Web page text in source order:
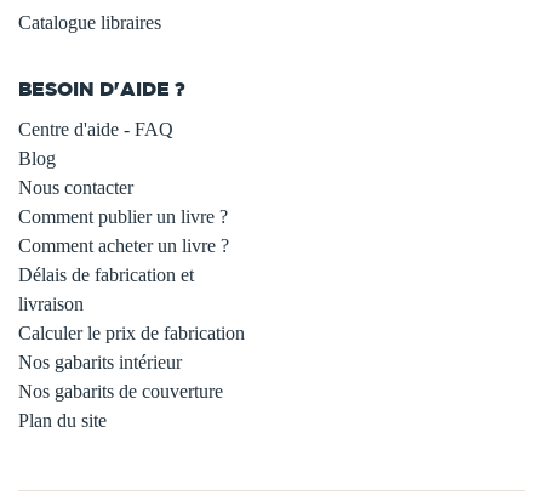
Catalogue libraires
BESOIN D'AIDE ?
Centre d'aide - FAQ
Blog
Nous contacter
Comment publier un livre ?
Comment acheter un livre ?
Délais de fabrication et
livraison
Calculer le prix de fabrication
Nos gabarits intérieur
Nos gabarits de couverture
Plan du site